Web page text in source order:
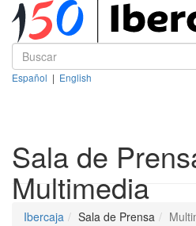
Español | English
Sala de
Multimedia
Ibercaja Sala de Prensa